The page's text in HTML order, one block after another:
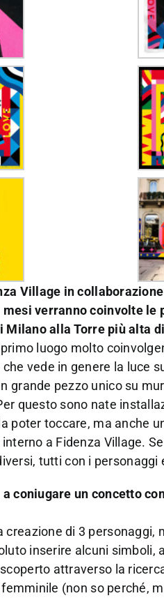
Village in
verranno coinvolte le
Milano alla Torre più alta di
primo luogo molto
vede in genere la luce
grande pezzo unico su
questo sono nate
poter toccare, ma anche
a Fidenza Village.
tutti con i personaggi
coniugare un concetto
creazione di 3
inserire alcuni
attraverso la
(non so perché,